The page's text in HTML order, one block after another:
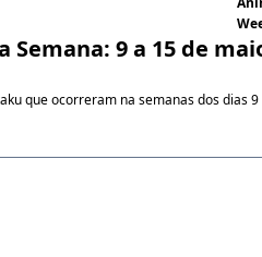
Semana: 9 a 15 de
que ocorreram na semanas dos dias 9